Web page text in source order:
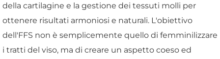
della cartilagine e la gestione dei tessuti molli per
ottenere risultati armoniosi e naturali. L'obiettivo
dell'FFS non è semplicemente quello di femminilizzare
i tratti del viso, ma di creare un aspetto coeso ed